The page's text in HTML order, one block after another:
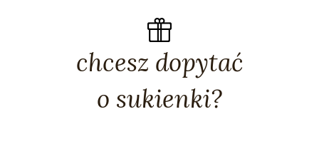
chcesz dopytać
o sukienki?